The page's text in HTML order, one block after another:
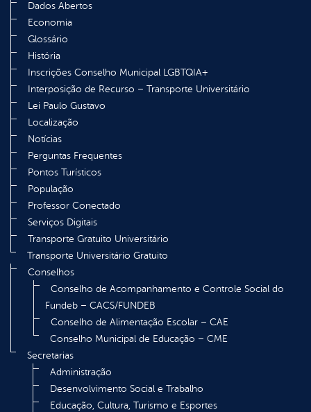
Dados Abertos
Economia
Glossário
História
Inscrições Conselho Municipal LGBTQIA+
Interposição de Recurso – Transporte Universitário
Lei Paulo Gustavo
Localização
Notícias
Perguntas Frequentes
Pontos Turísticos
População
Professor Conectado
Serviços Digitais
Transporte Gratuito Universitário
Transporte Universitário Gratuito
Conselhos
Conselho de Acompanhamento e Controle Social do
Fundeb – CACS/FUNDEB
Conselho de Alimentação Escolar – CAE
Conselho Municipal de Educação – CME
Secretarias
Administração
Desenvolvimento Social e Trabalho
Educação, Cultura, Turismo e Esportes